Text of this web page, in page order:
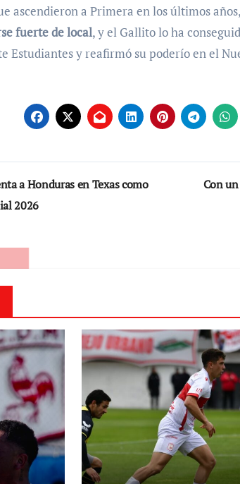
ascendieron a Primera en los últimos
fuerte de local, y el Gallito lo ha
Estudiantes y reafirmó su poderío en el
a Honduras en Texas como
2026
Con